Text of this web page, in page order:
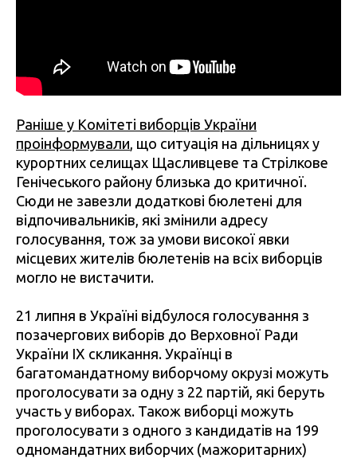
Раніше у Комітеті виборців України
проінформували , що ситуація на дільницях у
курортних селищах Щасливцеве та Стрілкове
Генічеського району близька до критичної.
Сюди не завезли додаткові бюлетені для
відпочивальників, які змінили адресу
голосування, тож за умови високої явки
місцевих жителів бюлетенів на всіх виборців
могло не вистачити.
21 липня в Україні відбулося голосування з
позачергових виборів до Верховної Ради
України IX скликання. Українці в
багатомандатному виборчому окрузі можуть
проголосувати за одну з 22 партій, які беруть
участь у виборах. Також виборці можуть
проголосувати з одного з кандидатів на 199
одномандатних виборчих (мажоритарних)